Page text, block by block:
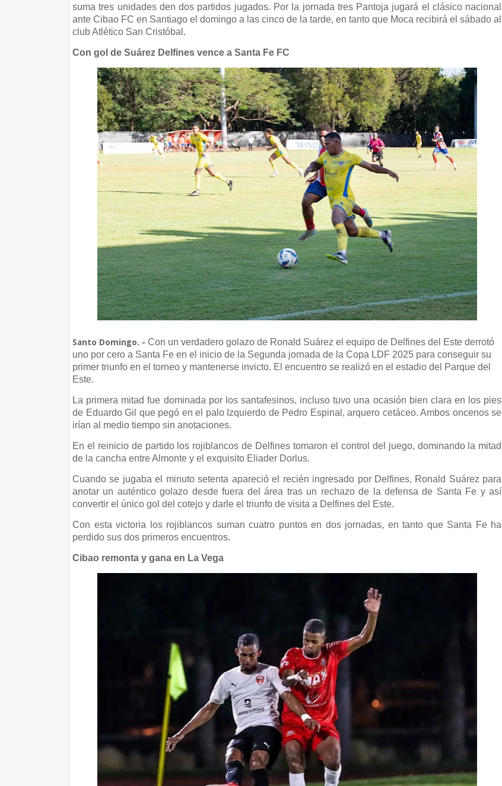
suma tres unidades den dos partidos jugados. Por la jornada tres Pantoja jugará el clásico nacional
ante Cibao FC en Santiago el domingo a las cinco de la tarde, en tanto que Moca recibirá el sábado al
club Atlético San Cristóbal.
Con gol de Suárez Delfines vence a Santa Fe FC
Santo Domingo. - Con un verdadero golazo de Ronald Suárez el equipo de Delfines del Este derrotó
uno por cero a Santa Fe en el inicio de la Segunda jornada de la Copa LDF 2025 para conseguir su
primer triunfo en el torneo y mantenerse invicto. El encuentro se realizó en el estadio del Parque del
Este.
La primera mitad fue dominada por los santafesinos, incluso tuvo una ocasión bien clara en los pies
de Eduardo Gil que pegó en el palo Izquierdo de Pedro Espinal, arquero cetáceo. Ambos oncenos se
irían al medio tiempo sin anotaciones.
En el reinicio de partido los rojiblancos de Delfines tomaron el control del juego, dominando la mitad
de la cancha entre Almonte y el exquisito Eliader Dorlus.
Cuando se jugaba el minuto setenta apareció el recién ingresado por Delfines, Ronald Suárez para
anotar un auténtico golazo desde fuera del área tras un rechazo de la defensa de Santa Fe y así
convertir el único gol del cotejo y darle el triunfo de visita a Delfines del Este.
Con esta victoria los rojiblancos suman cuatro puntos en dos jornadas, en tanto que Santa Fe ha
perdido sus dos primeros encuentros.
Cibao remonta y gana en La Vega